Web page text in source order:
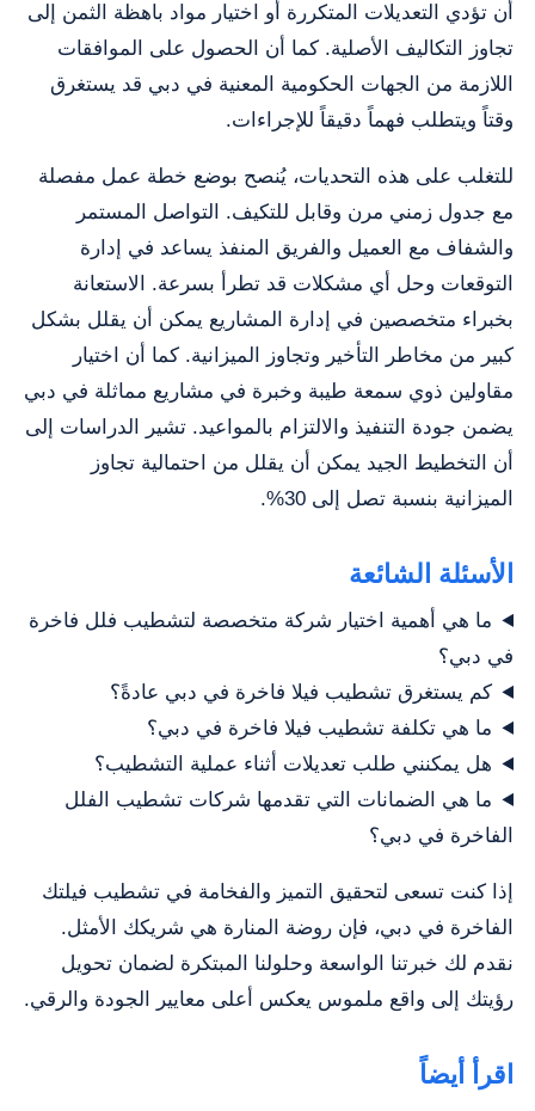
أن تؤدي التعديلات المتكررة أو اختيار مواد باهظة الثمن إلى
تجاوز التكاليف الأصلية. كما أن الحصول على الموافقات
اللازمة من الجهات الحكومية المعنية في دبي قد يستغرق
وقتاً ويتطلب فهماً دقيقاً للإجراءات.
للتغلب على هذه التحديات، يُنصح بوضع خطة عمل مفصلة
مع جدول زمني مرن وقابل للتكيف. التواصل المستمر
والشفاف مع العميل والفريق المنفذ يساعد في إدارة
التوقعات وحل أي مشكلات قد تطرأ بسرعة. الاستعانة
بخبراء متخصصين في إدارة المشاريع يمكن أن يقلل بشكل
كبير من مخاطر التأخير وتجاوز الميزانية. كما أن اختيار
مقاولين ذوي سمعة طيبة وخبرة في مشاريع مماثلة في دبي
يضمن جودة التنفيذ والالتزام بالمواعيد. تشير الدراسات إلى
أن التخطيط الجيد يمكن أن يقلل من احتمالية تجاوز
الميزانية بنسبة تصل إلى 30%.
الأسئلة الشائعة
ما هي أهمية اختيار شركة متخصصة لتشطيب فلل فاخرة
في دبي؟
كم يستغرق تشطيب فيلا فاخرة في دبي عادةً؟
ما هي تكلفة تشطيب فيلا فاخرة في دبي؟
هل يمكنني طلب تعديلات أثناء عملية التشطيب؟
ما هي الضمانات التي تقدمها شركات تشطيب الفلل
الفاخرة في دبي؟
إذا كنت تسعى لتحقيق التميز والفخامة في تشطيب فيلتك
الفاخرة في دبي، فإن روضة المنارة هي شريكك الأمثل.
نقدم لك خبرتنا الواسعة وحلولنا المبتكرة لضمان تحويل
رؤيتك إلى واقع ملموس يعكس أعلى معايير الجودة والرقي.
اقرأ أيضاً